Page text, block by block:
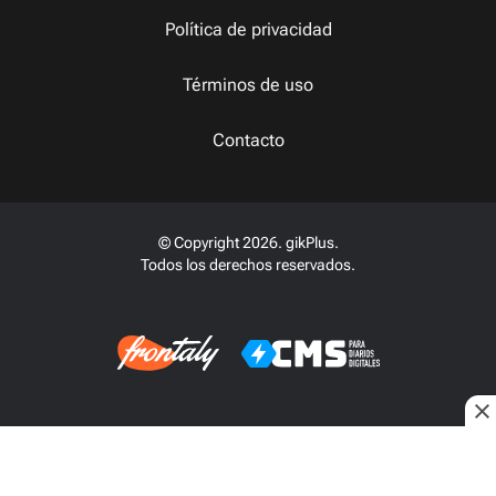
Política de privacidad
Términos de uso
Contacto
© Copyright 2026. gikPlus.
Todos los derechos reservados.